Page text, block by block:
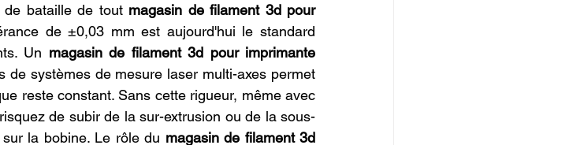
de bataille de tout magasin de filament 3d pour
de ±0,03 mm est aujourd'hui le standard
Un magasin de filament 3d pour imprimante
de systèmes de mesure laser multi-axes permet
reste constant. Sans cette rigueur, même avec
de subir de la sur-extrusion ou de la sous-
la bobine. Le rôle du magasin de filament 3d